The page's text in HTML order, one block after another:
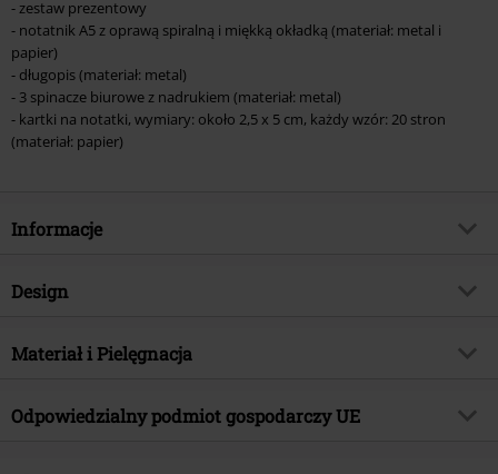
- zestaw prezentowy
- notatnik A5 z oprawą spiralną i miękką okładką (materiał: metal i
papier)
- długopis (materiał: metal)
- 3 spinacze biurowe z nadrukiem (materiał: metal)
- kartki na notatki, wymiary: około 2,5 x 5 cm, każdy wzór: 20 stron
(materiał: papier)
Informacje
Numer artykułu
Kategoria produktu
Merch dla Fanów, Seriale, Horror,
Licencja
Oficjalnie licencjonowany produkt
Design
Rodzaj artykułu
Materiał i Pielęgnacja
Materiał wierzchni Zobacz opis
Odpowiedzialny podmiot gospodarczy UE